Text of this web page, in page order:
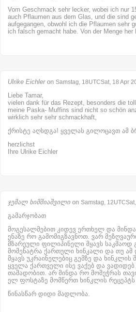
Vom Geschmack sehr lecker, wobei ich nur
auch Pflaumen aus dem Glas, und die sind
aufgegangen, obwohl ich die Pflaumen sehr
ich falsch gemacht habe. Von der Menge
Ulrike Eichleron Samstag, 18UTCSat, 18 Apr
Liebe Tamar,
vielen dank für das Rezept, besonders die
meine Paska- Muffins sind nicht so schön
wirklich sehr sehr schmackhaft,
ქრისტე აღსდგა! ყველას გილოცავთ ამ
herzlichst
Ihre Ulrike Eichler
ჯემალ ხიმშიაშვილი on Samstag,
გამარჯობათ
მოგესალმებით კიდევ ერთხელ და
ენაზე რო გამომიგზავნოთ. ვარ
მზარეული ფილიპინელი მყავს
მომენატრა ქართული ხინკალი და თუ ამ
მყავს უკრაინელებიც გემზე და
ყველა ქართველი ისე ვაქებ და
თამადობით. არ მინდა რო მომეჭრას
ელ ფოსტაზე მომწერთ ხინკლის
წინასწარ დიდი მადლობა.